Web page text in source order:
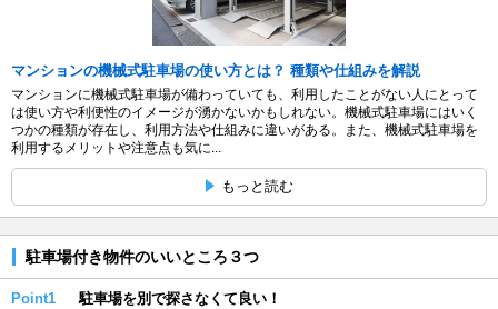
マンションの機械式駐車場の使い方とは？ 種類や仕組みを解説
マンションに機械式駐車場が備わっていても、利用したことがない人にとって
は使い方や利便性のイメージが湧かないかもしれない。機械式駐車場にはいく
つかの種類が存在し、利用方法や仕組みに違いがある。また、機械式駐車場を
利用するメリットや注意点も気に...
もっと読む
駐車場付き物件のいいところ３つ
Point1 駐車場を別で探さなくて良い！